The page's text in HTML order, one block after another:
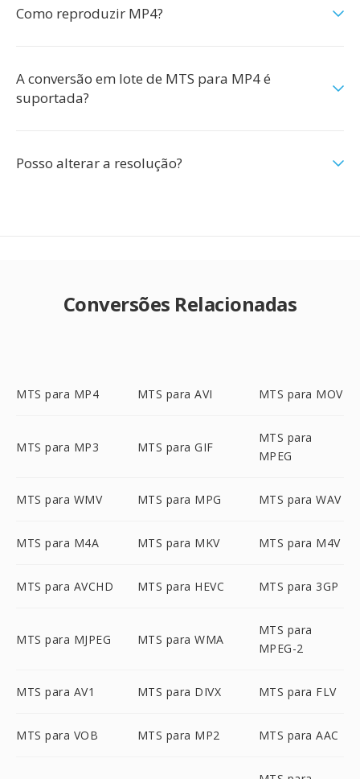
Como reproduzir MP4?
A conversão em lote de MTS para MP4 é
suportada?
Posso alterar a resolução?
Conversões Relacionadas
MTS para MP4 MTS para AVI MTS para MOV
MTS para MP3 MTS para GIF
MTS para
MPEG
MTS para WMV MTS para MPG MTS para WAV
MTS para M4A MTS para MKV MTS para M4V
MTS para AVCHD MTS para HEVC MTS para 3GP
MTS para MJPEG MTS para WMA
MTS para
MPEG-2
MTS para AV1 MTS para DIVX MTS para FLV
MTS para VOB MTS para MP2 MTS para AAC